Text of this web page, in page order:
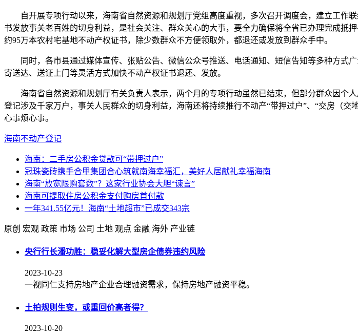
自开展专项行动以来，海南省自然资源和规划厅党组高度重视，多次召开调度会，建立工作
书发放事关老百姓的切身利益，是社会关注、群众关心的大事，要全力确保将全省已办理完成
约95万本农村宅基地不动产权证书，除少数群众不方便领取外，都退还或发放到群众手中。
同时，各市县通过媒体宣传、张贴公告、微信公众号推送、电话通知、短信告知等多种方式
寄送达、送证上门等灵活方式加快不动产权证书退还、发放。
海南省自然资源和规划厅有关负责人表示，两个月的专项行动虽然已结束，但部分群众因个
登记涉及千家万户，事关人民群众的切身利益，海南还将持续推行不动产“带押过户”、“交房（
心事烦心事。
海南不动产登记
海南：二手房公积金贷款可“带押过户”
冠珠瓷砖携手合甲集团合心筑就南海幸福汇，美好人居献礼幸福海南
海南“放宽限购套数”？这家行业协会大胆“谏言”
海南可提取住房公积金支付购房首付款
一年341.55亿元！海南“土地超市”已成交343宗
原创 宏观 政策 市场 公司 土地 观点 金融 海外 产业链
央行行长潘功胜：稳妥化解大型房企债券违约风险
2023-10-23
一视同仁支持房地产企业合理融资需求，保持房地产融资平稳。
土拍规则生变，或重回价高者得？
2023-10-20